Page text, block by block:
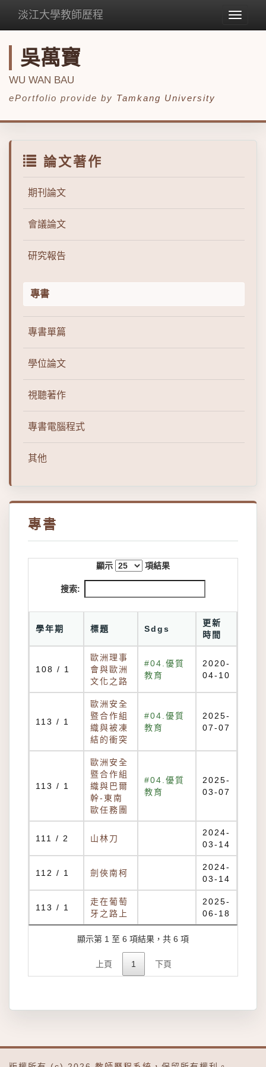
Toggle
淡江大學教師歷程
吳萬寶
WU WAN BAU
ePortfolio provide by Tamkang University
論文著作
期刊論文
會議論文
研究報告
專書
專書單篇
學位論文
視聽著作
專書電腦程式
其他
專書
顯示 項結果
搜索:
學年期 標題 Sdgs
更新
時間
108 / 1
歐洲理事
會與歐洲
文化之路
#04.優質
教育
2020-
04-10
113 / 1
歐洲安全
暨合作組
織與被凍
結的衝突
#04.優質
教育
2025-
07-07
113 / 1
歐洲安全
暨合作組
織與巴爾
幹-東南
歐任務團
#04.優質
教育
2025-
03-07
111 / 2 山林刀
2024-
03-14
112 / 1 劍俠南柯
2024-
03-14
113 / 1
走在葡萄
牙之路上
2025-
06-18
顯示第 1 至 6 項結果，共 6 項
上頁 1 下頁